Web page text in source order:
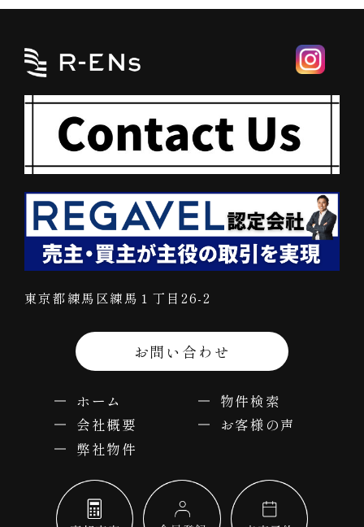
東京都練馬区練馬１丁目26-2
お問い合わせ
ホーム
物件検索
会社概要
お客様の声
弊社物件